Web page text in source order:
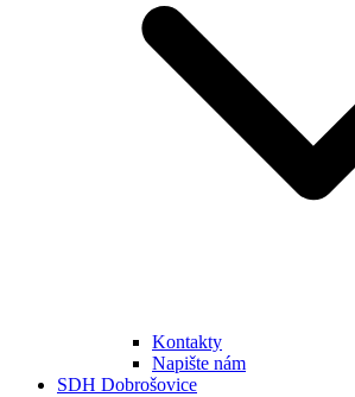
Kontakty
Napište nám
SDH Dobrošovice